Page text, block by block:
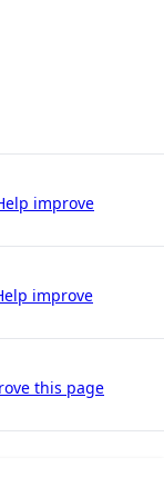
improve
improve
this page